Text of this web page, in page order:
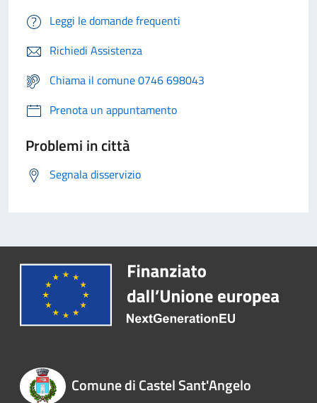
Leggi le domande frequenti
Richiedi Assistenza
Chiama il comune 0746 698043
Prenota un appuntamento
Problemi in città
Segnala disservizio
Comune di Castel Sant'Angelo